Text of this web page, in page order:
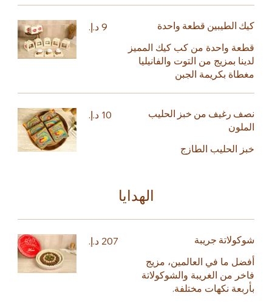
كيك الطيبين قطعة واحدة
قطعة واحدة من كب كيك المميز
لدينا بمزيج من التوت والفانيليا
مغطاة بكريمة الجبن
نصف رغيف من خبز الحليب
الملون
خبز الحليب الطازج
الهدايا
شوكولاتة جريبة
أفضل ما في العالمين، مزيج
فاخر من الغريبة والشوكولاتة
بأربعة نكهات مختلفة.